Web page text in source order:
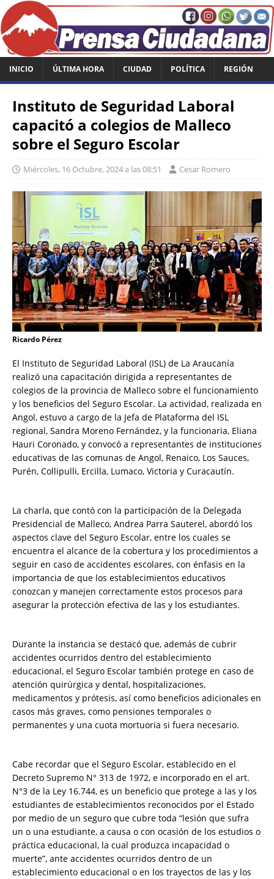
INICIO ÚLTIMA HORA CIUDAD POLÍTICA REGIÓN
Instituto de Seguridad Laboral
capacitó a colegios de Malleco
sobre el Seguro Escolar
Miércoles, 16 Octubre, 2024 a las 08:51 Cesar Romero
Ricardo Pérez
El Instituto de Seguridad Laboral (ISL) de La Araucanía
realizó una capacitación dirigida a representantes de
colegios de la provincia de Malleco sobre el funcionamiento
y los beneficios del Seguro Escolar. La actividad, realizada en
Angol, estuvo a cargo de la Jefa de Plataforma del ISL
regional, Sandra Moreno Fernández, y la funcionaria, Eliana
Hauri Coronado, y convocó a representantes de instituciones
educativas de las comunas de Angol, Renaico, Los Sauces,
Purén, Collipulli, Ercilla, Lumaco, Victoria y Curacautín.
La charla, que contó con la participación de la Delegada
Presidencial de Malleco, Andrea Parra Sauterel, abordó los
aspectos clave del Seguro Escolar, entre los cuales se
encuentra el alcance de la cobertura y los procedimientos a
seguir en caso de accidentes escolares, con énfasis en la
importancia de que los establecimientos educativos
conozcan y manejen correctamente estos procesos para
asegurar la protección efectiva de las y los estudiantes.
Durante la instancia se destacó que, además de cubrir
accidentes ocurridos dentro del establecimiento
educacional, el Seguro Escolar también protege en caso de
atención quirúrgica y dental, hospitalizaciones,
medicamentos y prótesis, así como beneficios adicionales en
casos más graves, como pensiones temporales o
permanentes y una cuota mortuoria si fuera necesario.
Cabe recordar que el Seguro Escolar, establecido en el
Decreto Supremo N° 313 de 1972, e incorporado en el art.
N°3 de la Ley 16.744, es un beneficio que protege a las y los
estudiantes de establecimientos reconocidos por el Estado
por medio de un seguro que cubre toda “lesión que sufra
un o una estudiante, a causa o con ocasión de los estudios o
práctica educacional, la cual produzca incapacidad o
muerte”, ante accidentes ocurridos dentro de un
establecimiento educacional o en los trayectos de las y los